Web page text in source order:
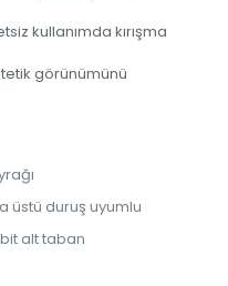
kullanımda kırışma
görünümünü
üstü duruş uyumlu
alt taban